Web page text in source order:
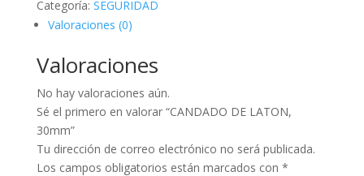
Categoría: SEGURIDAD
Valoraciones (0)
Valoraciones
No hay valoraciones aún.
Sé el primero en valorar “CANDADO DE LATON,
30mm”
Tu dirección de correo electrónico no será publicada.
Los campos obligatorios están marcados con *